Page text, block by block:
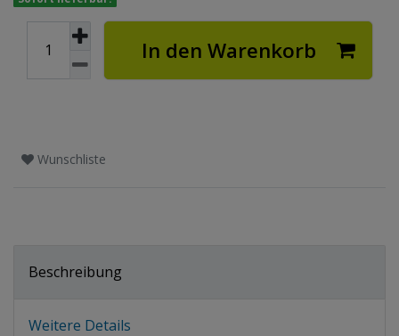
In den Warenkorb
Wunschliste
Beschreibung
Weitere Details